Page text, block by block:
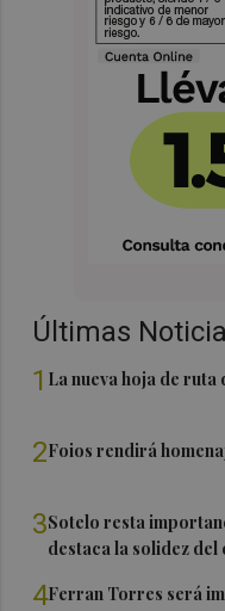
Últimas
1 La nueva hoja de ruta
2Foios rendirá
3Sotelo resta
destaca la solidez del
4Ferran Torres será